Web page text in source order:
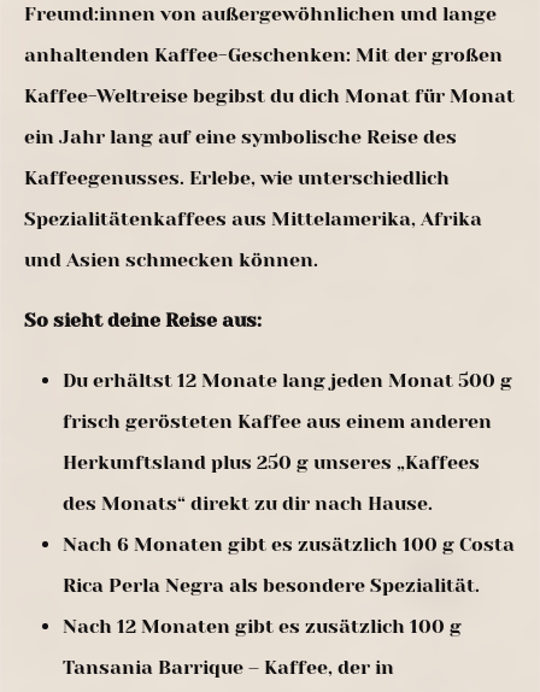
Freund:innen von außergewöhnlichen und lange
anhaltenden Kaffee-Geschenken: Mit der großen
Kaffee-Weltreise begibst du dich Monat für Monat
ein Jahr lang auf eine symbolische Reise des
Kaffeegenusses. Erlebe, wie unterschiedlich
Spezialitätenkaffees aus Mittelamerika, Afrika
und Asien schmecken können.
So sieht deine Reise aus:
Du erhältst 12 Monate lang jeden Monat 500 g
frisch gerösteten Kaffee aus einem anderen
Herkunftsland plus 250 g unseres „Kaffees
des Monats“ direkt zu dir nach Hause.
Nach 6 Monaten gibt es zusätzlich 100 g Costa
Rica Perla Negra als besondere Spezialität.
Nach 12 Monaten gibt es zusätzlich 100 g
Tansania Barrique – Kaffee, der in